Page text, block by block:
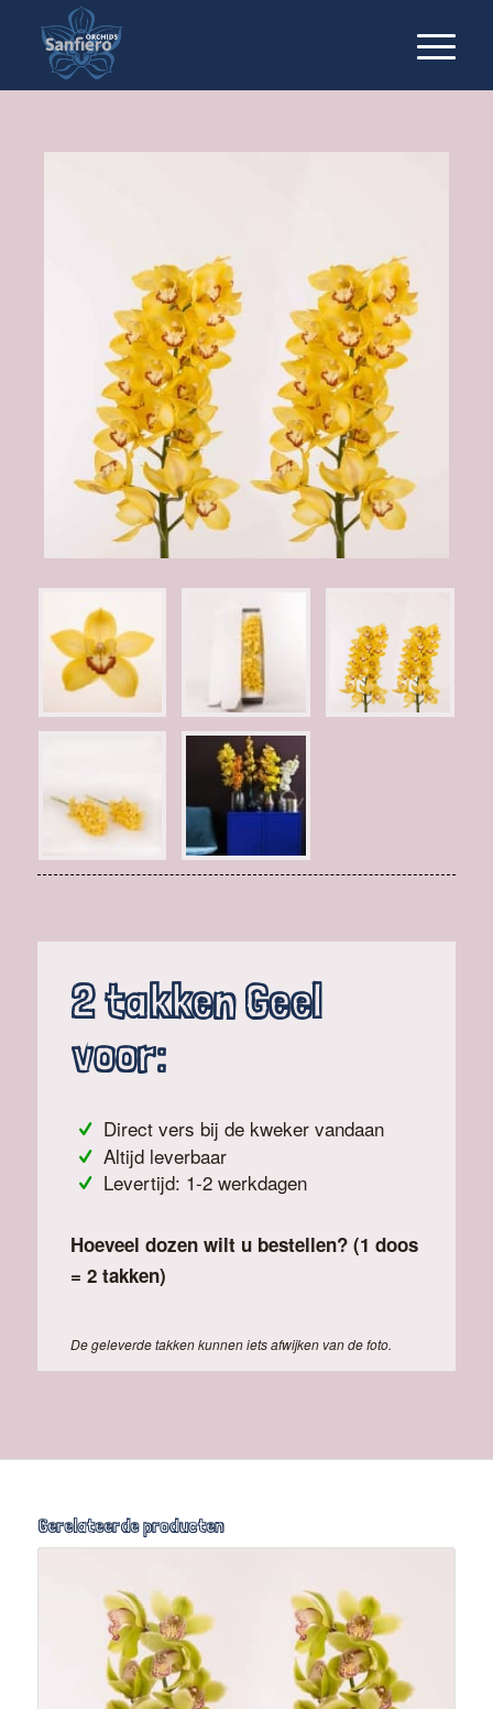
2 takken Geel
voor:
Direct vers bij de kweker vandaan
Altijd leverbaar
Levertijd: 1-2 werkdagen
Hoeveel dozen wilt u bestellen? (1 doos
= 2 takken)
De geleverde takken kunnen iets afwijken van de foto.
Gerelateerde producten